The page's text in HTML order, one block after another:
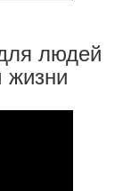
людей
жизни